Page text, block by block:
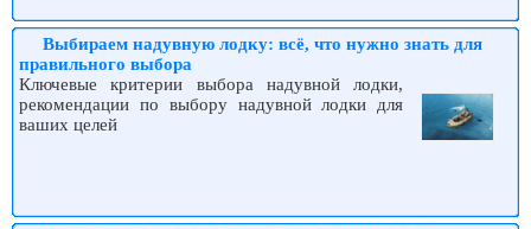
Выбираем надувную лодку: всё, что нужно знать для
правильного выбора
Ключевые критерии выбора надувной лодки,
рекомендации по выбору надувной лодки для
ваших целей